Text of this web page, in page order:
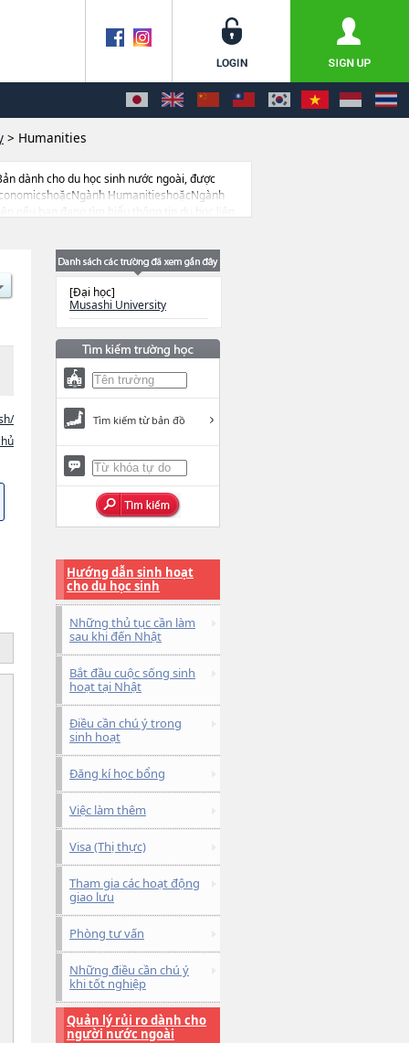
> Humanities
dành cho du học sinh nước ngoài, được
HumanitieshoặcNgành
[Đại học]
Musashi University
Tìm kiếm từ bản đồ
Hướng dẫn sinh hoạt
cho du học sinh
Những thủ tục cần làm
sau khi đến Nhật
Bắt đầu cuộc sống sinh
hoạt tại Nhật
Điều cần chú ý trong
sinh hoạt
Đăng kí học bổng
Việc làm thêm
Visa (Thị thực)
Tham gia các hoạt động
giao lưu
Phòng tư vấn
Những điều cần chú ý
khi tốt nghiệp
Quản lý rủi ro dành cho
người nước ngoài